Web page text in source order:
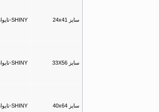
سایز 24x41 SHINY-تایوان
سایز 33X56 SHINY-تایوان
سایز 40x64 SHINY-تایوان